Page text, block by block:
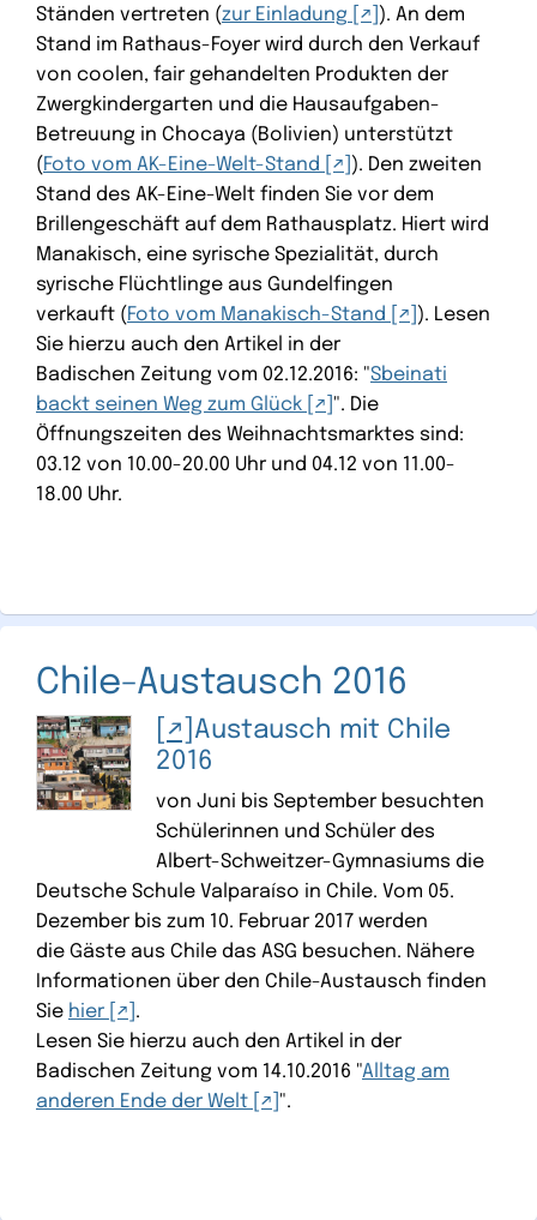
Ständen vertreten (zur Einladung
). An dem
Stand im Rathaus-Foyer wird durch den Verkauf
von coolen, fair gehandelten Produkten der
Zwergkindergarten und die Hausaufgaben-
Betreuung in Chocaya (Bolivien) unterstützt
(Foto vom AK-Eine-Welt-Stand
). Den zweiten
Stand des AK-Eine-Welt finden Sie vor dem
Brillengeschäft auf dem Rathausplatz. Hiert wird
Manakisch, eine syrische Spezialität, durch
syrische Flüchtlinge aus Gundelfingen
verkauft (Foto vom Manakisch-Stand
). Lesen
Sie hierzu auch den Artikel in der
Badischen Zeitung vom 02.12.2016: "Sbeinati
backt seinen Weg zum Glück
". Die
Öffnungszeiten des Weihnachtsmarktes sind:
03.12 von 10.00-20.00 Uhr und 04.12 von 11.00-
18.00 Uhr.
Chile-Austausch 2016
Austausch mit Chile
2016
von Juni bis September besuchten
Schülerinnen und Schüler des
Albert-Schweitzer-Gymnasiums die
Deutsche Schule Valparaíso in Chile. Vom 05.
Dezember bis zum 10. Februar 2017 werden
die Gäste aus Chile das ASG besuchen. Nähere
Informationen über den Chile-Austausch finden
Sie hier
.
Lesen Sie hierzu auch den Artikel in der
Badischen Zeitung vom 14.10.2016 "Alltag am
anderen Ende der Welt
".